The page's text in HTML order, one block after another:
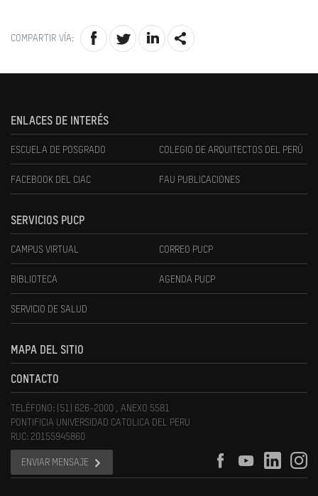
COMPARTIR VÍA:
ENLACES DE INTERÉS
ESCUELA DE POSGRADO COLEGIO DE ARQUITECTOS DEL PERÚ
FACEBOOK DEL CIAC FAU PUBLICACIONES
SERVICIOS PUCP
CAMPUS VIRTUAL CORREO PUCP
BIBLIOTECA AGENDA PUCP
SERVICIO DE SALUD
MAPA DEL SITIO
CONTACTO
TELÉFONO: (51) 626-2000 , ANEXO 5581
PONTIFICIA UNIVERSIDAD CATOLICA DEL PERU
RUC: 20155945860
ENVIAR MENSAJE